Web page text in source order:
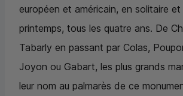
européen et américain, en solitaire
printemps, tous les quatre ans. De
Tabarly en passant par Colas,
Joyon ou Gabart, les plus grands
leur nom au palmarès de ce